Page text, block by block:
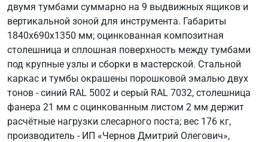
двумя тумбами суммарно на 9 выдвижных ящиков и
вертикальной зоной для инструмента. Габариты
1840х690х1350 мм; оцинкованная композитная
столешница и сплошная поверхность между тумбами
под крупные узлы и сборки в мастерской. Стальной
каркас и тумбы окрашены порошковой эмалью двух
тонов - синий RAL 5002 и серый RAL 7032, столешница
фанера 21 мм с оцинкованным листом 2 мм держит
расчётные нагрузки слесарного поста; вес 176 кг,
производитель - ИП «Чернов Дмитрий Олегович»,